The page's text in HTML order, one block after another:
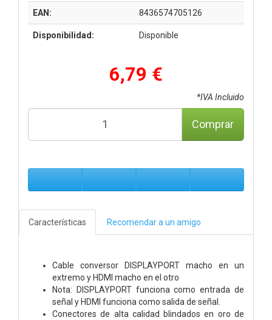
EAN: 8436574705126
Disponibilidad: Disponible
6,79 €
*IVA Incluido
Comprar
Características Recomendar a un amigo
Cable conversor DISPLAYPORT macho en un
extremo y HDMI macho en el otro
Nota: DISPLAYPORT funciona como entrada de
señal y HDMI funciona como salida de señal.
Conectores de alta calidad blindados en oro de